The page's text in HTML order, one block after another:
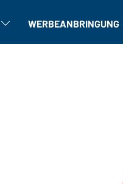
Artikel: Untermenü öffnen
WERBEANBRINGUNG